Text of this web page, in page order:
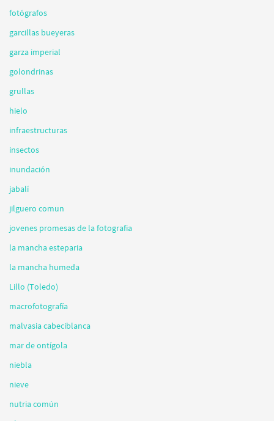
fotógrafos
garcillas bueyeras
garza imperial
golondrinas
grullas
hielo
infraestructuras
insectos
inundación
jabalí
jilguero comun
jovenes promesas de la fotografia
la mancha esteparia
la mancha humeda
Lillo (Toledo)
macrofotografía
malvasia cabeciblanca
mar de ontígola
niebla
nieve
nutria común